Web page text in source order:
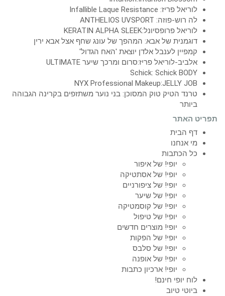
לוריאל פריז: Infallible Laque Resistance
לה רוש-פוזה: ANTHELIOS UVSPORT
לוריאל פרופסיונל:KERATIN ALPHA SLEEK
דוגמנית של אבא: המהפך של עונג שחף אצל אבא ירין
קמפיין לענבל אלדן יוצאת 'האח הגדול'
אלביב-לוריאל פריז:סרום ומרכך שיער ULTIMATE
Schick: Schick BODY
NYX Professional Makeup:JELLY JOB
טרנד הטיק טוק המסוכן: בני נוער משתזפים בקרינה הגבוהה
ביותר
תפריט האתר
דף הבית
מי אנחנו
כל הכתבות
יופי! של איפור
יופי! של אסתטיקה
יופי! של ציפורניים
יופי! של שיער
יופי! של קוסמטיקה
יופי! של טיפול
יופי! מוצרים חדשים
יופי! של הפקות
יופי! של סלבס
יופי! של אופנה
יופי! ארכיון כתבות
לוח יופי חינם!
ביוטי טיוב